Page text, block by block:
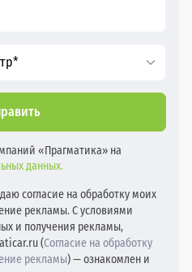
«Прагматика» на
данных.
согласие на обработку моих
рекламы. С условиями
и получения рекламы,
(Согласие на обработку
рекламы) — ознакомлен и